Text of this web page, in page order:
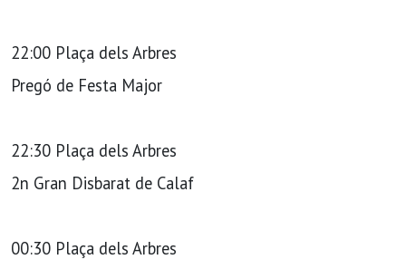
22:00 Plaça dels Arbres
Pregó de Festa Major
22:30 Plaça dels Arbres
2n Gran Disbarat de Calaf
00:30 Plaça dels Arbres